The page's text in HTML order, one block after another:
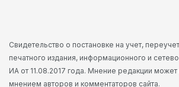
Свидетельство о постановке на учет,
печатного издания, информационного и
ИА от 11.08.2017 года. Мнение редакции может
мнением авторов и комментаторов сайта.